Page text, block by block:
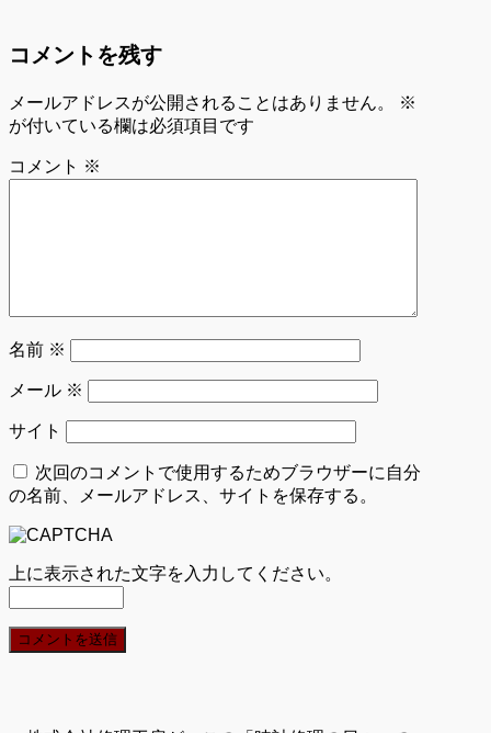
コメントを残す
メールアドレスが公開されることはありません。
※
が付いている欄は必須項目です
コメント ※
名前 ※
メール ※
サイト
次回のコメントで使用するためブラウザーに自分
の名前、メールアドレス、サイトを保存する。
上に表示された文字を入力してください。